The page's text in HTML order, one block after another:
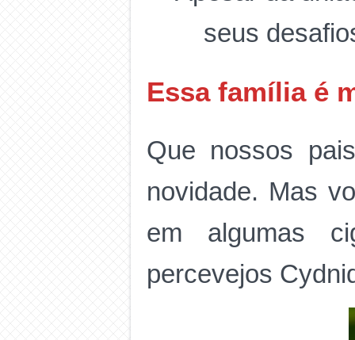
seus
Essa família é
Que nossos
novidade. Mas
em algumas
percevejos